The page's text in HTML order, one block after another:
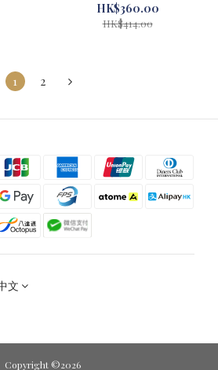
HK$360.00
HK$414.00
1 2
文
Copyright ©2026